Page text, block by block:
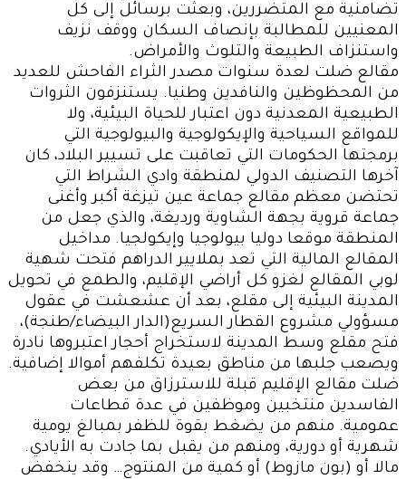
تضامنية مع المتضررين، وبعثت برسائل إلى كل
المعنيين للمطالبة بإنصاف السكان ووقف نزيف
واستنزاف الطبيعة والتلوث والأمراض.
مقالع ضلت لعدة سنوات مصدر الثراء الفاحش للعديد
من المحظوظين والنافدين وطنيا. يستنزفون الثروات
الطبيعية المعدنية دون اعتبار للحياة البيئية، ولا
للمواقع السياحية والإيكولوجية والبيولوجية التي
برمجتها الحكومات التي تعاقبت على تسيير البلاد، كان
آخرها التصنيف الدولي لمنطقة وادي الشراط التي
تحتضن معظم مقالع جماعة عين تيزغة أكبر وأغنى
جماعة قروية بجهة الشاوية ورديغة، والذي جعل من
المنطقة موقعا دوليا بيولوجيا وإيكولجيا. مداخيل
المقالع المالية التي تعد بملايير الدراهم فتحت شهية
لوبي المقالع لغزو كل أراضي الإقليم، والطمع في تحويل
المدينة البيئية إلى مقلع، بعد أن عشعشت في عقول
مسؤولي مشروع القطار السريع(الدار البيضاء/طنجة)،
فتح مقلع وسط المدينة لاستخراج أحجار اعتبروها نادرة
ويصعب جلبها من مناطق بعيدة تكلفهم أموالا إضافية.
ضلت مقالع الإقليم قبلة للاسترزاق من بعض
الفاسدين منتخبين وموظفين في عدة قطاعات
عمومية. منهم من يضغط بقوة للظفر بمبالغ يومية
شهرية أو دورية، ومنهم من يقبل بما جادت به الأيادي.
مالا أو (بون مازوط) أو كمية من المنتوج… وقد ينخفض